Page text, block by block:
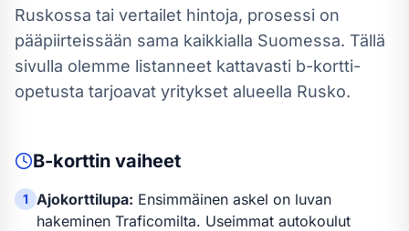
Ruskossa tai vertailet hintoja, prosessi on
pääpiirteissään sama kaikkialla Suomessa. Tällä
sivulla olemme listanneet kattavasti b-kortti-
opetusta tarjoavat yritykset alueella Rusko.
B-korttin vaiheet
1 Ajokorttilupa: Ensimmäinen askel on luvan
hakeminen Traficomilta. Useimmat autokoulut